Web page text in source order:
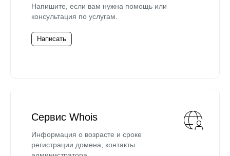
Напишите, если вам нужна помощь или
консультация по услугам.
Написать
Сервис Whois
Информация о возрасте и сроке
регистрации домена, контакты